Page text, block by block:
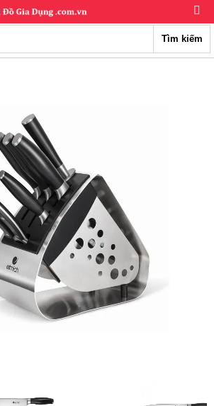
Tìm kiếm